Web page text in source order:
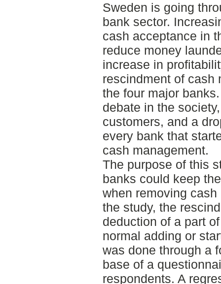
Sweden is going
bank sector.
cash acceptance in
reduce money
increase in
rescindment of cash
the four major
debate in the
customers, and a
every bank that
cash management.
The purpose of this
banks could keep
when removing
the study, the
deduction of a part
normal adding or
was done through a
base of a
respondents. A